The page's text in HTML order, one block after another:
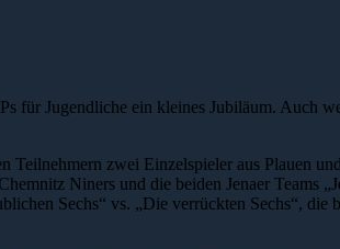
Jugendliche ein kleines Jubiläum. Auch
zwei Einzelspieler aus Plauen
Niners und die beiden Jenaer Teams
Sechs“ vs. „Die verrückten Sechs“,